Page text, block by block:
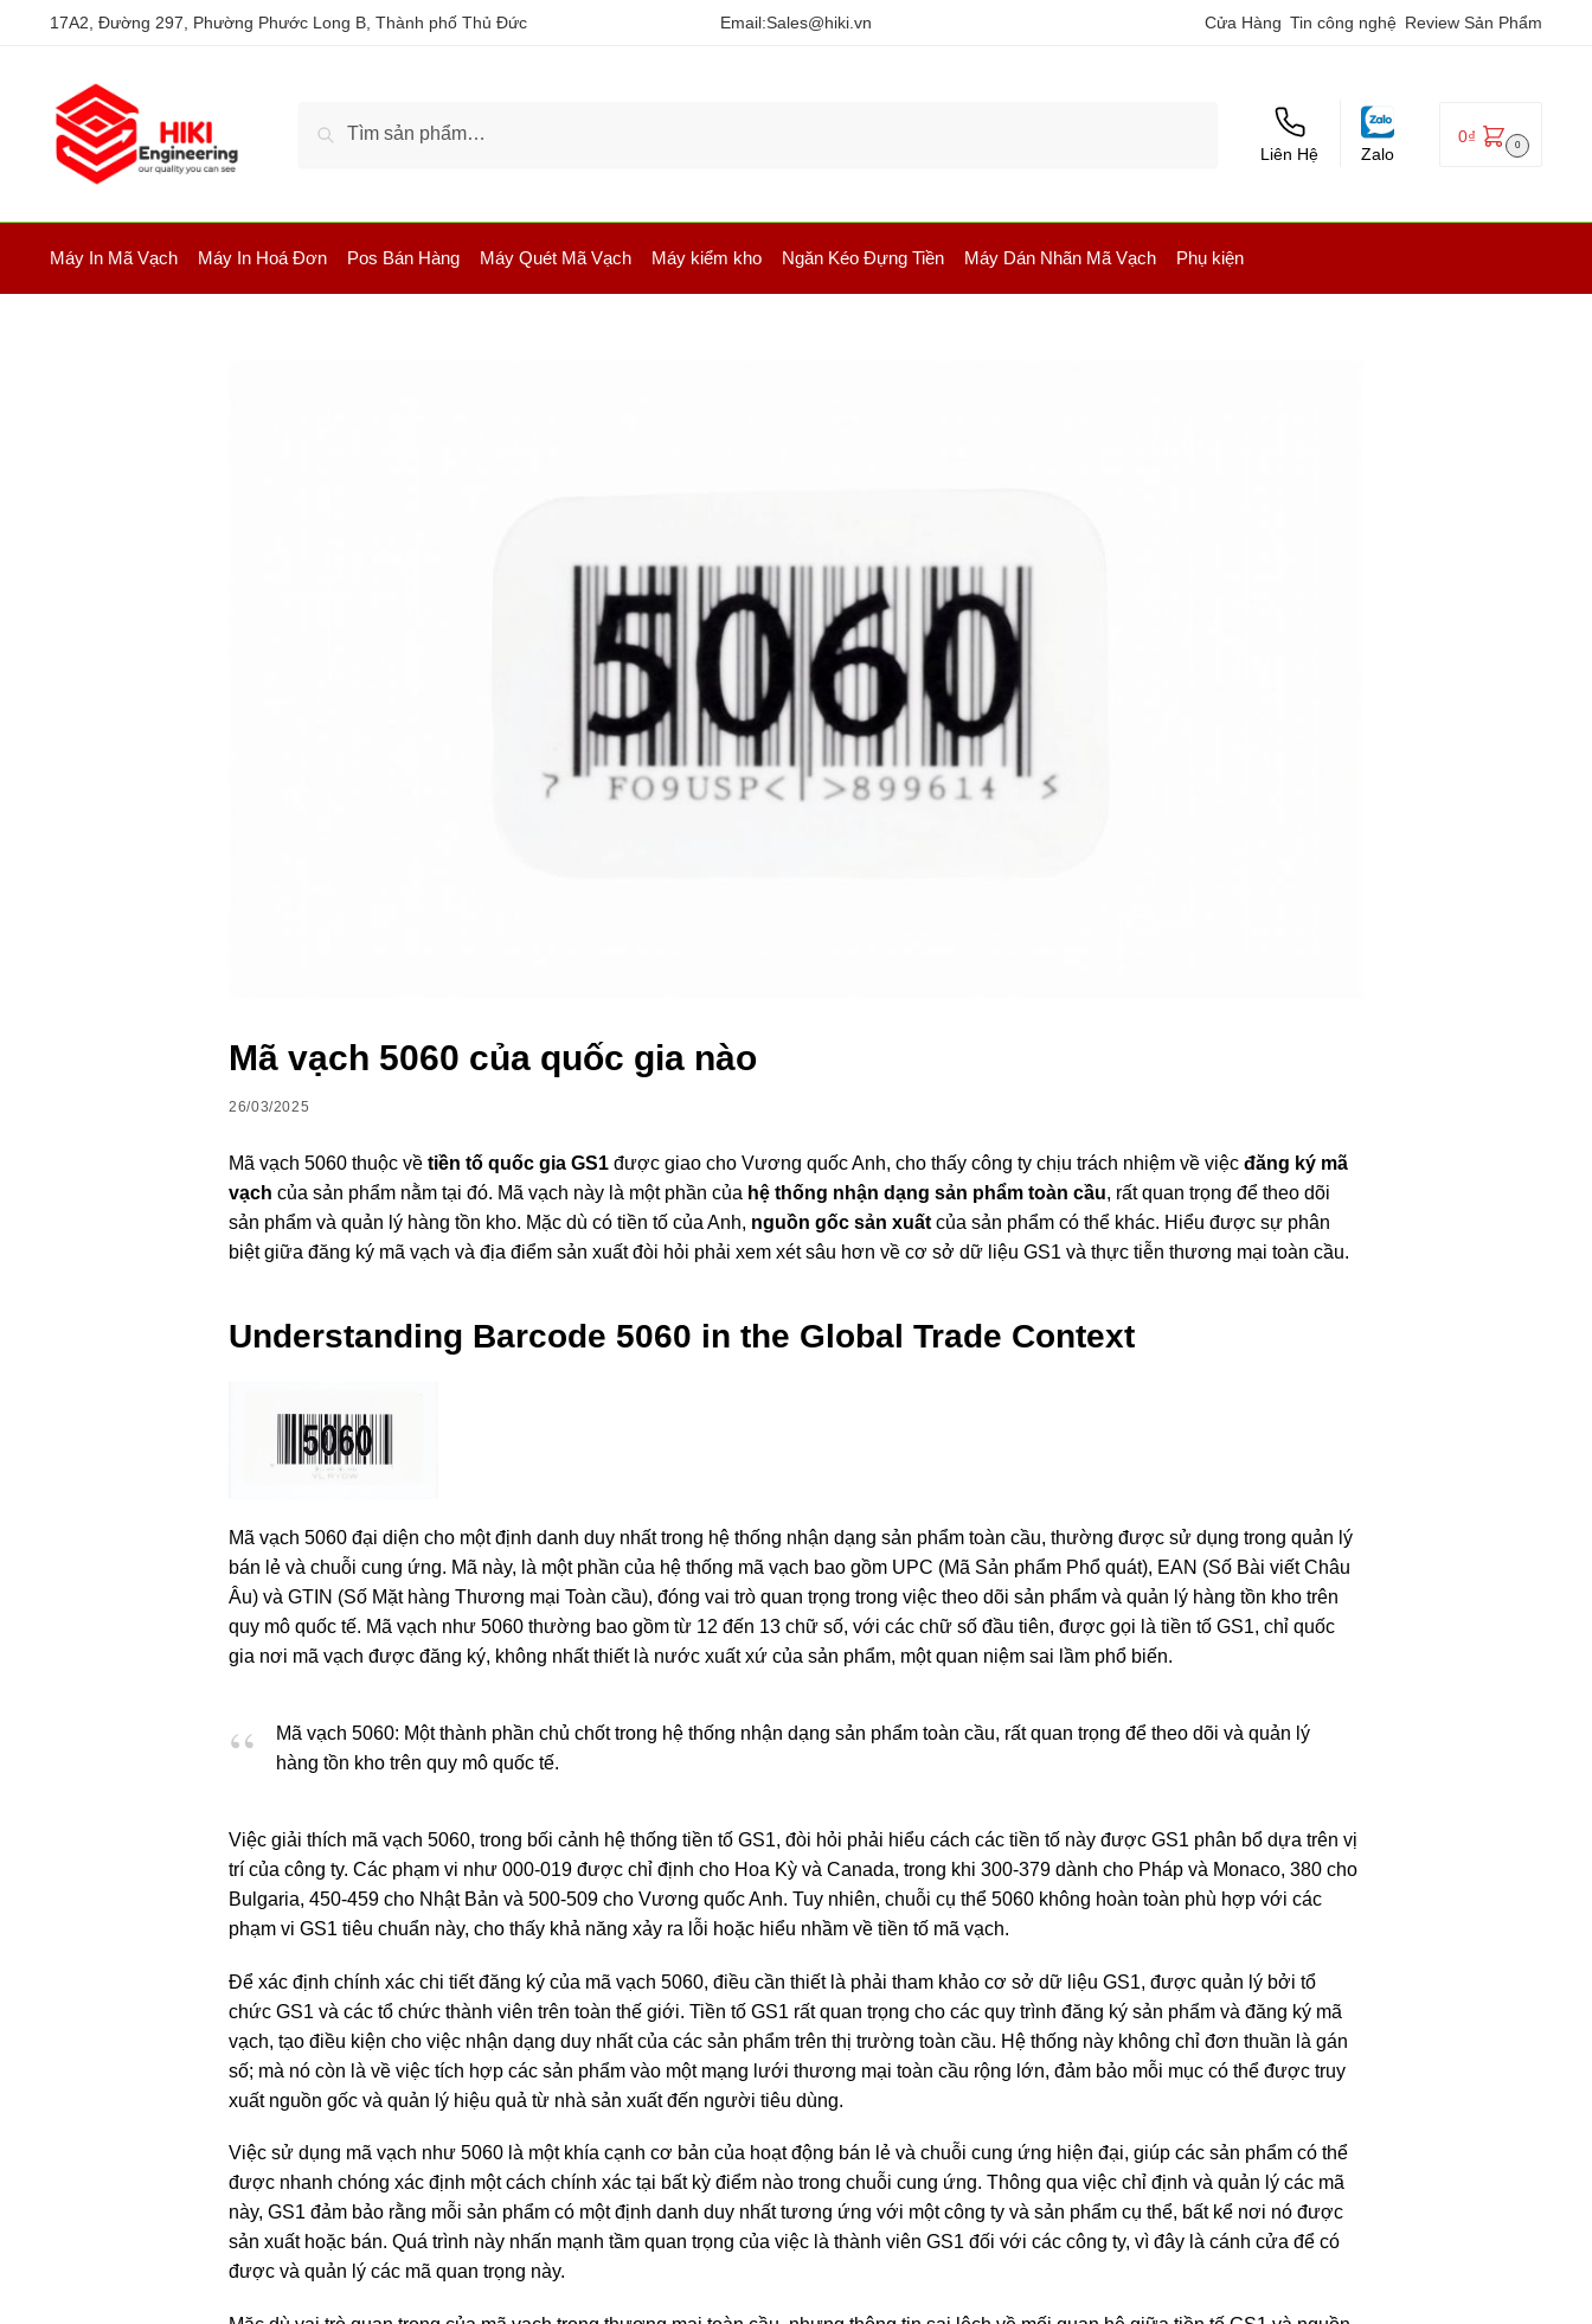
17A2, Đường 297, Phường Phước Long B, Thành phố Thủ Đức Email:Sales@hiki.vn Cửa Hàng Tin công nghệ Review Sản Phẩm
Liên Hệ Zalo
0₫ 0
Máy In Mã Vạch Máy In Hoá Đơn Pos Bán Hàng Máy Quét Mã Vạch Máy kiểm kho Ngăn Kéo Đựng Tiền Máy Dán Nhãn Mã Vạch Phụ kiện
Mã vạch 5060 của quốc gia nào
26/03/2025
Mã vạch 5060 thuộc vềtiền tố quốc gia GS1 được giao cho Vương quốc Anh, cho thấy công ty chịu trách nhiệm về việcđăng ký mã
vạch của sản phẩm nằm tại đó. Mã vạch này là một phần của hệ thống nhận dạng sản phẩm toàn cầu, rất quan trọng để theo dõi
sản phẩm và quản lý hàng tồn kho. Mặc dù có tiền tố của Anh, nguồn gốc sản xuất của sản phẩm có thể khác. Hiểu được sự phân
biệt giữa đăng ký mã vạch và địa điểm sản xuất đòi hỏi phải xem xét sâu hơn về cơ sở dữ liệu GS1 và thực tiễn thương mại toàn cầu.
Understanding Barcode 5060 in the Global Trade Context
Mã vạch 5060 đại diện cho một định danh duy nhất trong hệ thống nhận dạng sản phẩm toàn cầu, thường được sử dụng trong quản lý
bán lẻ và chuỗi cung ứng. Mã này, là một phần của hệ thống mã vạch bao gồm UPC (Mã Sản phẩm Phổ quát), EAN (Số Bài viết Châu
Âu) và GTIN (Số Mặt hàng Thương mại Toàn cầu), đóng vai trò quan trọng trong việc theo dõi sản phẩm và quản lý hàng tồn kho trên
quy mô quốc tế. Mã vạch như 5060 thường bao gồm từ 12 đến 13 chữ số, với các chữ số đầu tiên, được gọi là tiền tố GS1, chỉ quốc
gia nơi mã vạch được đăng ký, không nhất thiết là nước xuất xứ của sản phẩm, một quan niệm sai lầm phổ biến.
Mã vạch 5060: Một thành phần chủ chốt trong hệ thống nhận dạng sản phẩm toàn cầu, rất quan trọng để theo dõi và quản lý
hàng tồn kho trên quy mô quốc tế.
Việc giải thích mã vạch 5060, trong bối cảnh hệ thống tiền tố GS1, đòi hỏi phải hiểu cách các tiền tố này được GS1 phân bổ dựa trên vị
trí của công ty. Các phạm vi như 000-019 được chỉ định cho Hoa Kỳ và Canada, trong khi 300-379 dành cho Pháp và Monaco, 380 cho
Bulgaria, 450-459 cho Nhật Bản và 500-509 cho Vương quốc Anh. Tuy nhiên, chuỗi cụ thể 5060 không hoàn toàn phù hợp với các
phạm vi GS1 tiêu chuẩn này, cho thấy khả năng xảy ra lỗi hoặc hiểu nhầm về tiền tố mã vạch.
Để xác định chính xác chi tiết đăng ký của mã vạch 5060, điều cần thiết là phải tham khảo cơ sở dữ liệu GS1, được quản lý bởi tổ
chức GS1 và các tổ chức thành viên trên toàn thế giới. Tiền tố GS1 rất quan trọng cho các quy trình đăng ký sản phẩm và đăng ký mã
vạch, tạo điều kiện cho việc nhận dạng duy nhất của các sản phẩm trên thị trường toàn cầu. Hệ thống này không chỉ đơn thuần là gán
số; mà nó còn là về việc tích hợp các sản phẩm vào một mạng lưới thương mại toàn cầu rộng lớn, đảm bảo mỗi mục có thể được truy
xuất nguồn gốc và quản lý hiệu quả từ nhà sản xuất đến người tiêu dùng.
Việc sử dụng mã vạch như 5060 là một khía cạnh cơ bản của hoạt động bán lẻ và chuỗi cung ứng hiện đại, giúp các sản phẩm có thể
được nhanh chóng xác định một cách chính xác tại bất kỳ điểm nào trong chuỗi cung ứng. Thông qua việc chỉ định và quản lý các mã
này, GS1 đảm bảo rằng mỗi sản phẩm có một định danh duy nhất tương ứng với một công ty và sản phẩm cụ thể, bất kể nơi nó được
sản xuất hoặc bán. Quá trình này nhấn mạnh tầm quan trọng của việc là thành viên GS1 đối với các công ty, vì đây là cánh cửa để có
được và quản lý các mã quan trọng này.